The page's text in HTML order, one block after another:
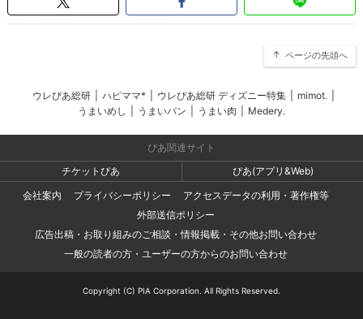
ページの先頭へ
ウレぴあ総研 ハピママ* ウレぴあ総研 ディズニー特集 mimot.
うまいめし
うまいパン うまい肉 Medery.
ぴあ関連サイト
チケットぴあ
ぴあ(アプリ&Web)
会社案内
プライバシーポリシー
アクセスデータの利用・著作権等
外部送信ポリシー
広告出稿・お取り組みのご相談・情報掲載・その他お問い合わせ
一般の読者の方・ユーザーの方からのお問い合わせ
Copyright (C) PIA Corporation. All Rights Reserved.